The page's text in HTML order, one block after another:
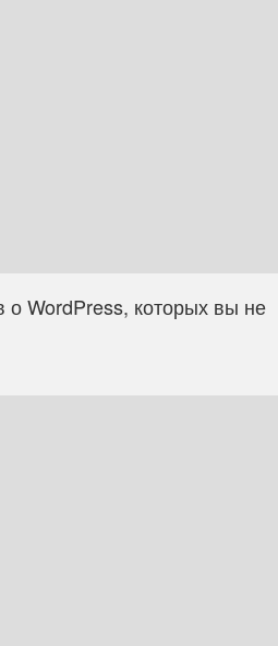
о WordPress, которых вы не